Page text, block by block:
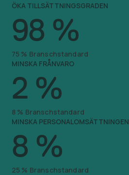
ÖKA TILLSÄTTNINGSGRADEN
98 %
75 % Branschstandard
MINSKA FRÅNVARO
2 %
8 % Branschstandard
MINSKA PERSONALOMSÄTTNINGEN
8 %
25 % Branschstandard